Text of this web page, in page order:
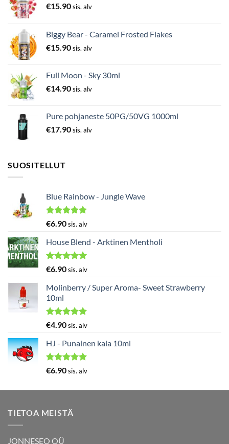
€15.90sis. alv
Biggy Bear - Caramel Frosted Flakes
€15.90sis. alv
Full Moon - Sky 30ml
€14.90sis. alv
Pure pohjaneste 50PG/50VG 1000ml
€17.90sis. alv
SUOSITELLUT
Blue Rainbow - Jungle Wave
Arvostelu
5.00
/ 5
€6.90sis. alv
House Blend - Arktinen Mentholi
Arvostelu
5.00/ 5
€6.90sis. alv
Molinberry / Super Aroma- Sweet Strawberry
10ml
Arvostelu
5.00
/ 5
€4.90sis. alv
HJ - Punainen kala 10ml
Arvostelu
€6.90sis. alv
TIETOA MEISTÄ
JONNESEO OÜ